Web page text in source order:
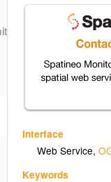
Interface
Web Service,
Keywords